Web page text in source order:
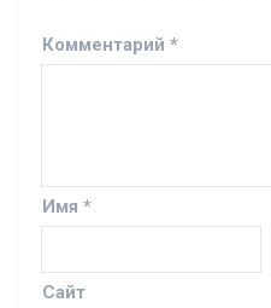
Комментарий *
Имя *
Сайт